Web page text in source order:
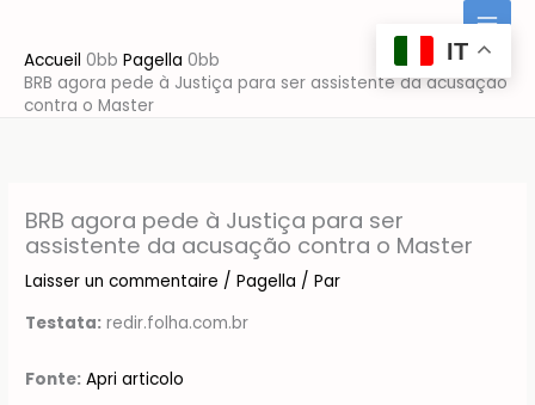
contenu
Accueil
Pagella
BRB agora pede à Justiça para ser assistente da acusação
contra o Master
BRB agora pede à Justiça para ser
assistente da acusação contra o Master
Laisser un commentaire /Pagella / Par
Testata: redir.folha.com.br
Fonte: Apri articolo
IT